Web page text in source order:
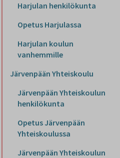
Harjulan henkilökunta
Opetus Harjulassa
Harjulan koulun
vanhemmille
Järvenpään Yhteiskoulu
Järvenpään Yhteiskoulun
henkilökunta
Opetus Järvenpään
Yhteiskoulussa
Järvenpään Yhteiskoulun